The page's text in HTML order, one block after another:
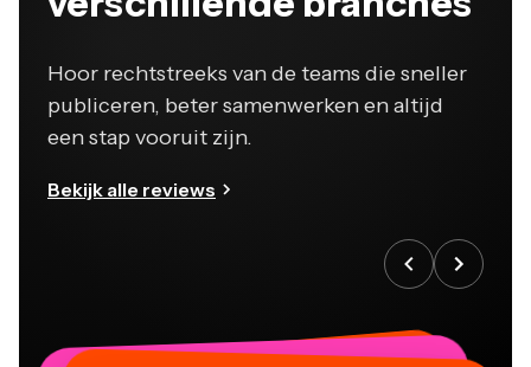
publiceren, beter samenwerken en altijd
een stap vooruit zijn.